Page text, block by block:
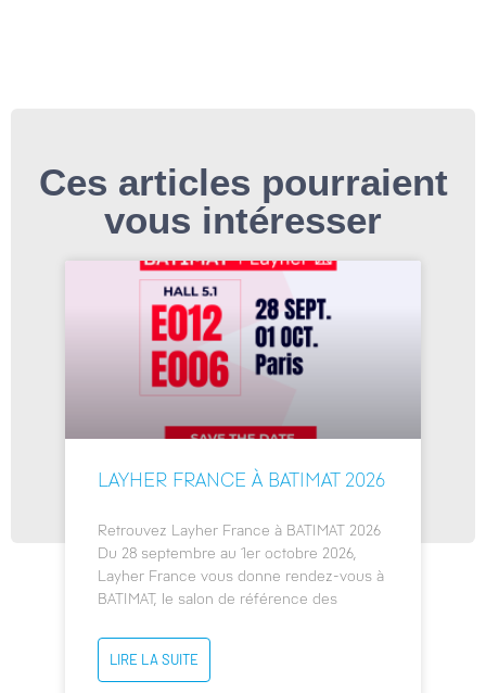
Ces articles pourraient
vous intéresser
LAYHER FRANCE À BATIMAT 2026
Retrouvez Layher France à BATIMAT 2026
Du 28 septembre au 1er octobre 2026,
Layher France vous donne rendez-vous à
BATIMAT, le salon de référence des
LIRE LA SUITE